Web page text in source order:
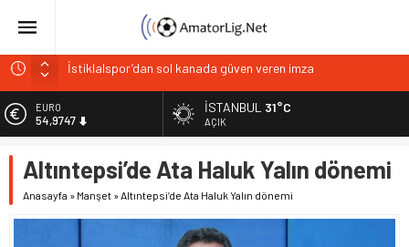
İstiklalspor’dan sol kanada güven veren imza
İstanbul Gençlerbirliği hücum hattını güçlendirdi
Kuzeyin Kaplanları Kaygısız ile yeniden
EURO
54,9747
6.499,25
BİST
İSTANBUL 31°C
AÇIK
Altıntepsi’de Ata Haluk Yalın dönemi
Anasayfa » Manşet »Altıntepsi’de Ata Haluk Yalın dönemi